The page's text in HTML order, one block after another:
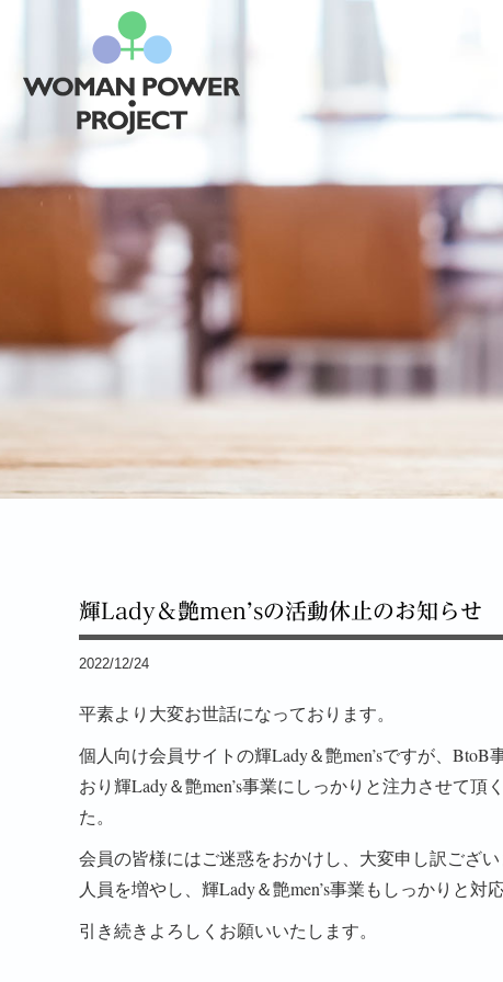
輝Lady＆艶men’sの活動休止のお知らせ
2022/12/24
平素より大変お世話になっております。
個人向け会員サイトの輝Lady＆艶men’sですが、
おり輝Lady＆艶men’s事業にしっかりと注力させて
た。
会員の皆様にはご迷惑をおかけし、大変申し訳ござ
人員を増やし、輝Lady＆艶men’s事業もしっかりと対
引き続きよろしくお願いいたします。